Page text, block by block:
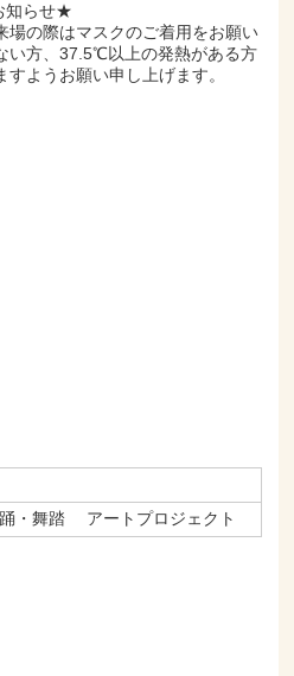
知らせ★
場の際はマスクのご着用をお願い
い方、37.5℃以上の発熱がある方
ようお願い申し上げます。
・舞踏 アートプロジェクト